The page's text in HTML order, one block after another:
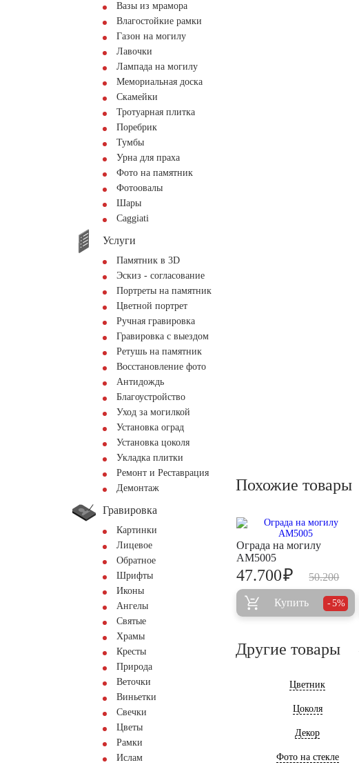
Вазы из мрамора
Влагостойкие рамки
Газон на могилу
Лавочки
Лампада на могилу
Мемориальная доска
Скамейки
Тротуарная плитка
Поребрик
Тумбы
Урна для праха
Фото на памятник
Фотоовалы
Шары
Сaggiati
Услуги
Памятник в 3D
Эскиз - согласование
Портреты на памятник
Цветной портрет
Ручная гравировка
Гравировка с выездом
Ретушь на памятник
Восстановление фото
Антидождь
Благоустройство
Уход за могилкой
Установка оград
Установка цоколя
Укладка плитки
Ремонт и Реставрация
Демонтаж
Гравировка
Картинки
Лицевое
Обратное
Шрифты
Иконы
Ангелы
Святые
Храмы
Кресты
Природа
Веточки
Виньетки
Свечки
Цветы
Рамки
Ислам
Похожие товары
Ограда на могилу
AM5005
50.200
47.700₽
Купить 5%
Другие товары
Цветник
Цоколя
Декор
Фото на стекле